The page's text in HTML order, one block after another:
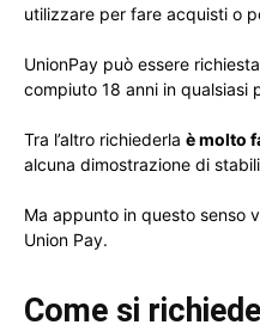
utilizzare per fare acquisti o
UnionPay può essere
compiuto 18 anni in qualsiasi
Tra l’altro richiederla è molto
alcuna dimostrazione di
Ma appunto in questo senso
Union Pay.
Come si